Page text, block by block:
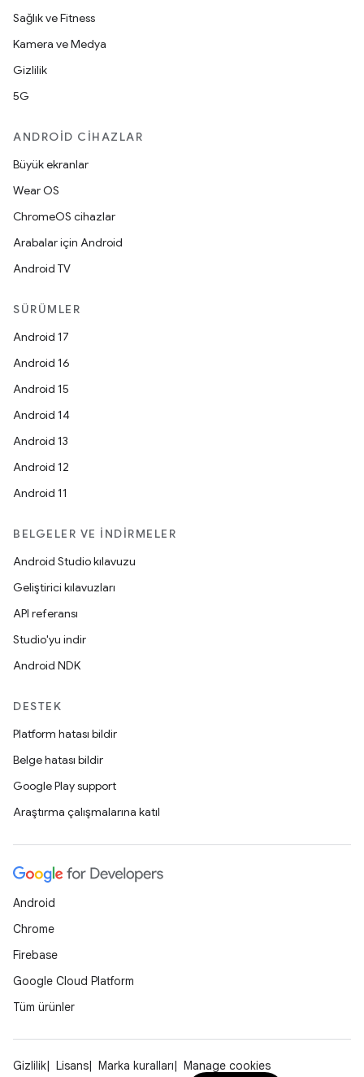
Sağlık ve Fitness
Kamera ve Medya
Gizlilik
5G
ANDROID CIHAZLAR
Büyük ekranlar
Wear OS
ChromeOS cihazlar
Arabalar için Android
Android TV
SÜRÜMLER
Android 17
Android 16
Android 15
Android 14
Android 13
Android 12
Android 11
BELGELER VE İNDIRMELER
Android Studio kılavuzu
Geliştirici kılavuzları
API referansı
Studio'yu indir
Android NDK
DESTEK
Platform hatası bildir
Belge hatası bildir
Google Play support
Araştırma çalışmalarına katıl
Android
Chrome
Firebase
Google Cloud Platform
Tüm ürünler
Gizlilik Lisans Marka kuralları Manage cookies